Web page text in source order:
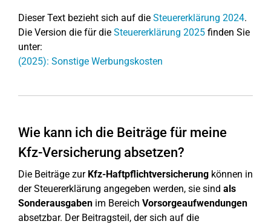
Dieser Text bezieht sich auf die Steuererklärung 2024.
Die Version die für die Steuererklärung 2025 finden Sie
unter:
(2025): Sonstige Werbungskosten
Wie kann ich die Beiträge für meine
Kfz-Versicherung absetzen?
Die Beiträge zur Kfz-Haftpflichtversicherung können in
der Steuererklärung angegeben werden, sie sind als
Sonderausgaben im Bereich Vorsorgeaufwendungen
absetzbar. Der Beitragsteil, der sich auf die